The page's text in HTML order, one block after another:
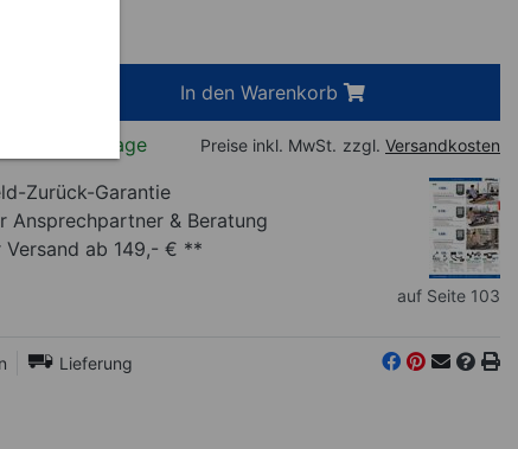
In den Warenkorb
2-3 Tage Preise inkl. MwSt. zzgl. Versandkosten
Zurück-Garantie
Ansprechpartner & Beratung
ab 149,- € **
auf Seite 103
Lieferung